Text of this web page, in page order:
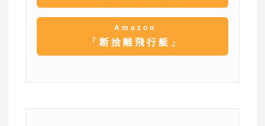
Amazon
「断捨離飛行艇」